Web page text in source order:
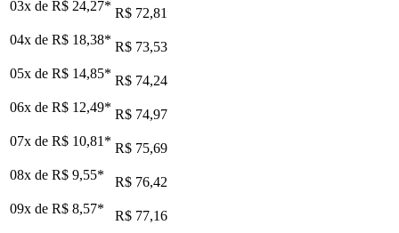
03x de R$ 24,27* R$ 72,81
04x de R$ 18,38* R$ 73,53
05x de R$ 14,85* R$ 74,24
06x de R$ 12,49* R$ 74,97
07x de R$ 10,81 * R$ 75,69
08x de R$ 9,55*
R$ 76,42
09x de R$ 8,57*
R$ 77,16